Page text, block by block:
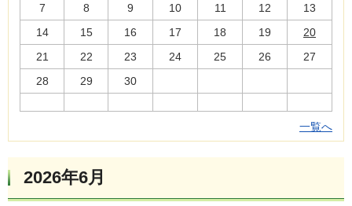
7
8 9 10 11 12
13
14
15 16 17 18 19
20
21
22 23 24 25 26
27
28
29 30
一覧へ
2026年6月